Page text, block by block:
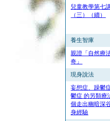
兒童教學第七
（三）（續）
養生智庫
親證「自然療
奇」
現身說法
妄想症、躁鬱
鬱症 的另類療
個走出幽暗深
身經驗